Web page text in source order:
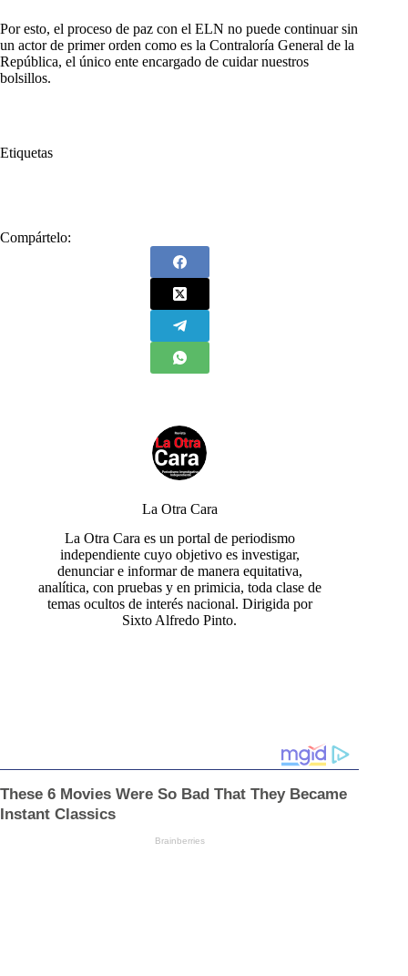
Por esto, el proceso de paz con el ELN no puede continuar sin
un actor de primer orden como es la Contraloría General de la
República, el único ente encargado de cuidar nuestros
bolsillos.
Etiquetas
Compártelo:
La Otra Cara
La Otra Cara es un portal de periodismo
independiente cuyo objetivo es investigar,
denunciar e informar de manera equitativa,
analítica, con pruebas y en primicia, toda clase de
temas ocultos de interés nacional. Dirigida por
Sixto Alfredo Pinto.